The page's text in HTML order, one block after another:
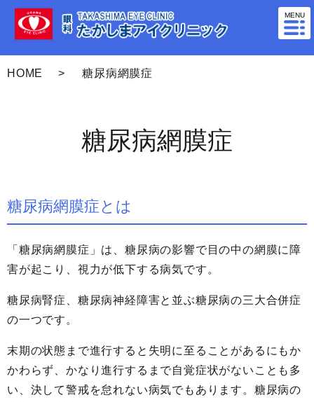
MENU
HOME 糖尿病網膜症
糖尿病網膜症
糖尿病網膜症とは
「糖尿病網膜症」は、糖尿病の影響で目の中の網膜に障
害が起こり、視力が低下する病気です。
糖尿病腎症、糖尿病神経障害と並ぶ糖尿病の三大合併症
の一つです。
末期の状態まで進行すると失明に至ることがあるにもか
かわらず、かなり進行するまで自覚症状がないことも多
い、決して警戒を怠れない病気でもあります。糖尿病の